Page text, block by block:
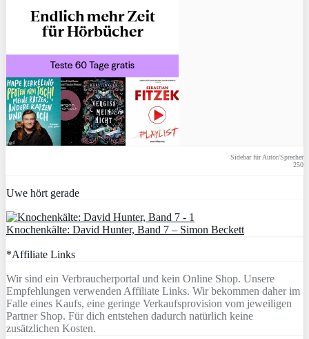
Sidebar für Autor/Sprecher
250
Uwe hört gerade
Knochenkälte: David Hunter, Band 7 – Simon Beckett
*Affiliate Links
Wir sind ein Verbraucherportal und kein Online Shop. Unsere
Empfehlungen verwenden Affiliate Links. Wir bekommen daher im
Falle eines Kaufs, eine geringe Verkaufsprovision vom jeweiligen
Partner Shop. Für dich entstehen dadurch natürlich keine
zusätzlichen Kosten.